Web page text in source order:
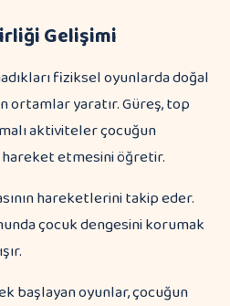
Gelişimi
fiziksel oyunlarda doğal
ortamlar yaratır. Güreş, top
aktiviteler çocuğun
hareket etmesini öğretir.
hareketlerini takip eder.
çocuk dengesini korumak
başlayan oyunlar, çocuğun